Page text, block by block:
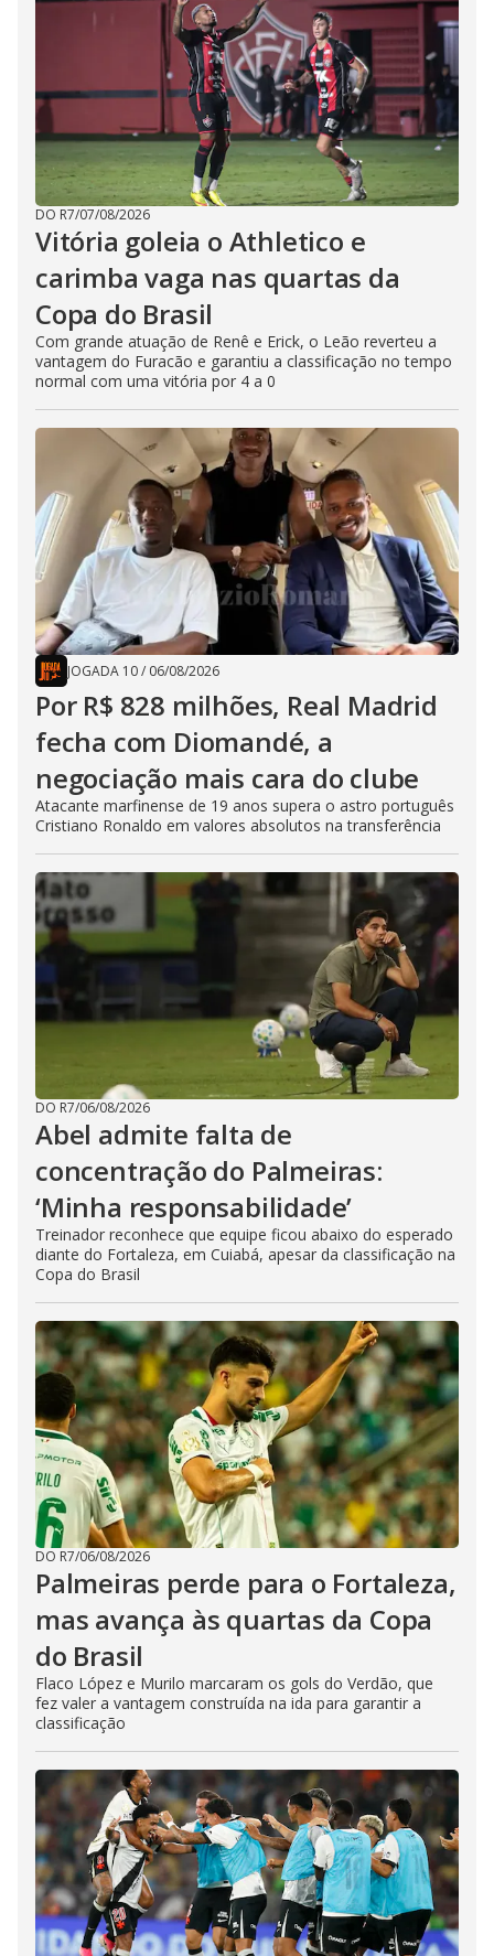
DO R7/07/08/2026
Vitória goleia o Athletico e
carimba vaga nas quartas da
Copa do Brasil
Com grande atuação de Renê e Erick, o Leão reverteu a
vantagem do Furacão e garantiu a classificação no tempo
normal com uma vitória por 4 a 0
JOGADA 10/ 06/08/2026
Por R$ 828 milhões, Real Madrid
fecha com Diomandé, a
negociação mais cara do clube
Atacante marfinense de 19 anos supera o astro português
Cristiano Ronaldo em valores absolutos na transferência
DO R7/06/08/2026
Abel admite falta de
concentração do Palmeiras:
‘Minha responsabilidade’
Treinador reconhece que equipe ficou abaixo do esperado
diante do Fortaleza, em Cuiabá, apesar da classificação na
Copa do Brasil
DO R7/06/08/2026
Palmeiras perde para o Fortaleza,
mas avança às quartas da Copa
do Brasil
Flaco López e Murilo marcaram os gols do Verdão, que
fez valer a vantagem construída na ida para garantir a
classificação